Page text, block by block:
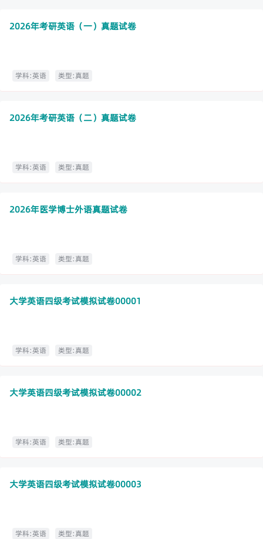
2026年考研英语（一）真题试卷
学科:英语 类型:真题
2026年考研英语（二）真题试卷
学科:英语 类型:真题
2026年医学博士外语真题试卷
学科:英语 类型:真题
大学英语四级考试模拟试卷00001
学科:英语 类型:真题
大学英语四级考试模拟试卷00002
学科:英语 类型:真题
大学英语四级考试模拟试卷00003
学科:英语 类型:真题